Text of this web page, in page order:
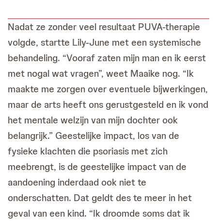
Nadat ze zonder veel resultaat PUVA-therapie
volgde, startte Lily-June met een systemische
behandeling. “Vooraf zaten mijn man en ik eerst
met nogal wat vragen”, weet Maaike nog. “Ik
maakte me zorgen over eventuele bijwerkingen,
maar de arts heeft ons gerustgesteld en ik vond
het mentale welzijn van mijn dochter ook
belangrijk.” Geestelijke impact, los van de
fysieke klachten die psoriasis met zich
meebrengt, is de geestelijke impact van de
aandoening inderdaad ook niet te
onderschatten. Dat geldt des te meer in het
geval van een kind. “Ik droomde soms dat ik